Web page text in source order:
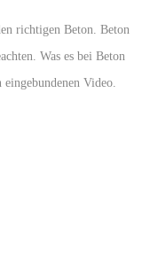
richtigen Beton. Beton
Was es bei Beton
Video.